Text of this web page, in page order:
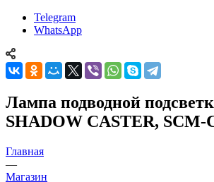
Telegram
WhatsApp
Лампа подводной
SHADOW CASTER, SCM-
Главная
—
Магазин